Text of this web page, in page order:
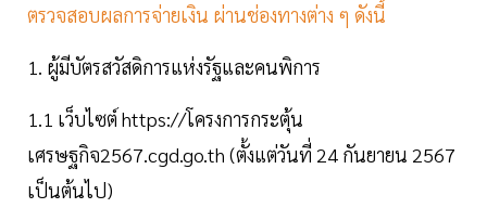
ตรวจสอบผลการจ่ายเงิน ผ่านช่องทางต่าง ๆ ดังนี้
1. ผู้มีบัตรสวัสดิการแห่งรัฐและคนพิการ
1.1 เว็บไซต์ https://โครงการกระตุ้น
เศรษฐกิจ2567.cgd.go.th (ตั้งแต่วันที่ 24 กันยายน 2567
เป็นต้นไป)